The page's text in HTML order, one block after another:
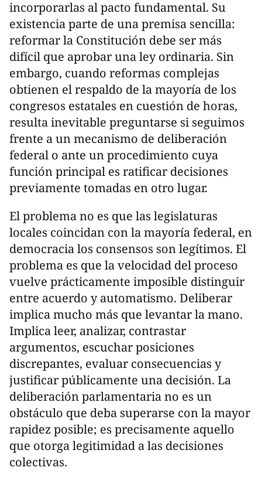
incorporarlas al pacto fundamental. Su
existencia parte de una premisa sencilla:
reformar la Constitución debe ser más
difícil que aprobar una ley ordinaria. Sin
embargo, cuando reformas complejas
obtienen el respaldo de la mayoría de los
congresos estatales en cuestión de horas,
resulta inevitable preguntarse si seguimos
frente a un mecanismo de deliberación
federal o ante un procedimiento cuya
función principal es ratificar decisiones
previamente tomadas en otro lugar.
El problema no es que las legislaturas
locales coincidan con la mayoría federal, en
democracia los consensos son legítimos. El
problema es que la velocidad del proceso
vuelve prácticamente imposible distinguir
entre acuerdo y automatismo. Deliberar
implica mucho más que levantar la mano.
Implica leer, analizar, contrastar
argumentos, escuchar posiciones
discrepantes, evaluar consecuencias y
justificar públicamente una decisión. La
deliberación parlamentaria no es un
obstáculo que deba superarse con la mayor
rapidez posible; es precisamente aquello
que otorga legitimidad a las decisiones
colectivas.